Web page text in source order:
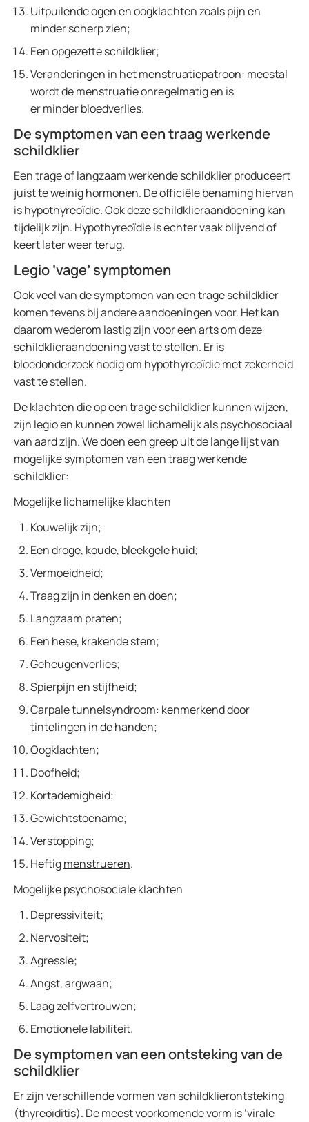
Uitpuilende ogen en oogklachten zoals pijn en
minder scherp zien;
Een opgezette schildklier;
Veranderingen in het menstruatiepatroon: meestal
wordt de menstruatie onregelmatig en is
er minder bloedverlies.
De symptomen van een traag werkende
schildklier
Een trage of langzaam werkende schildklier produceert
juist te weinig hormonen. De officiële benaming hiervan
is hypothyreoïdie. Ook deze schildklieraandoening kan
tijdelijk zijn. Hypothyreoïdie is echter vaak blijvend of
keert later weer terug.
Legio ‘vage’ symptomen
Ook veel van de symptomen van een trage schildklier
komen tevens bij andere aandoeningen voor. Het kan
daarom wederom lastig zijn voor een arts om deze
schildklieraandoening vast te stellen. Er is
bloedonderzoek nodig om hypothyreoïdie met zekerheid
vast te stellen.
De klachten die op een trage schildklier kunnen wijzen,
zijn legio en kunnen zowel lichamelijk als psychosociaal
van aard zijn. We doen een greep uit de lange lijst van
mogelijke symptomen van een traag werkende
schildklier:
Mogelijke lichamelijke klachten
Kouwelijk zijn;
Een droge, koude, bleekgele huid;
Vermoeidheid;
Traag zijn in denken en doen;
Langzaam praten;
Een hese, krakende stem;
Geheugenverlies;
Spierpijn en stijfheid;
Carpale tunnelsyndroom: kenmerkend door
tintelingen in de handen;
Oogklachten;
Doofheid;
Kortademigheid;
Gewichtstoename;
Verstopping;
Heftigmenstrueren.
Mogelijke psychosociale klachten
Depressiviteit;
Nervositeit;
Agressie;
Angst, argwaan;
Laag zelfvertrouwen;
Emotionele labiliteit.
De symptomen van een ontsteking van de
schildklier
Er zijn verschillende vormen van schildklierontsteking
(thyreoïditis). De meest voorkomende vorm is ‘virale